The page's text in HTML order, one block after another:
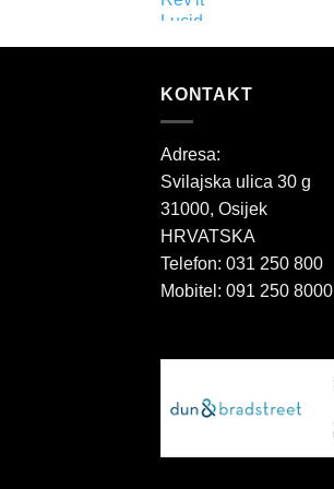
KONTAKT
Adresa:
Svilajska ulica 30 g
31000, Osijek
HRVATSKA
Telefon: 031 250 800
Mobitel: 091 250 8000